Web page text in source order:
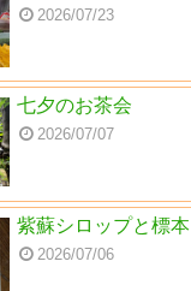
2026/07/23
七夕のお茶会
2026/07/07
紫蘇シロップと標本
2026/07/06